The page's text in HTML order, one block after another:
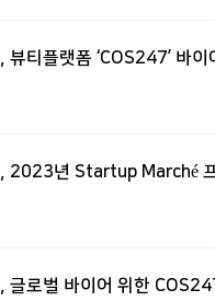
티플랫폼 ‘COS247’ 바이
년 Startup Marché 프
로벌 바이어 위한 COS247